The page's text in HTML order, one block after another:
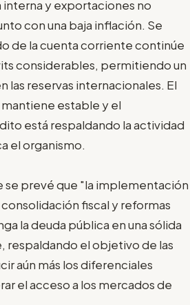
y exportaciones no
con una baja inflación. Se
de la cuenta corriente continúe
considerables, permitiendo un
las reservas internacionales. El
estable y el
está respaldando la actividad
el organismo.
se prevé que "la implementación
fiscal y reformas
la deuda pública en una sólida
respaldando el objetivo de las
aún más los diferenciales
el acceso a los mercados de